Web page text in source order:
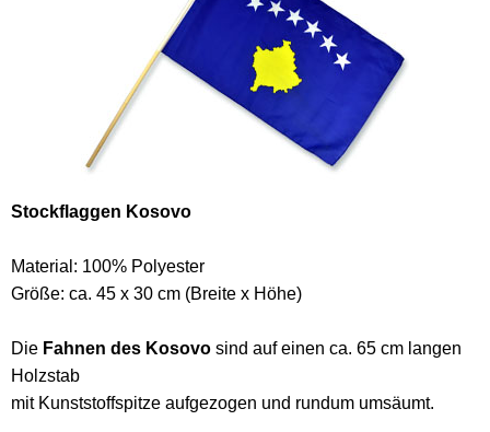
Stockflaggen Kosovo
Material: 100% Polyester
Größe: ca. 45 x 30 cm (Breite x Höhe)
Die Fahnen des Kosovo sind auf einen ca. 65 cm langen
Holzstab
mit Kunststoffspitze aufgezogen und rundum umsäumt.